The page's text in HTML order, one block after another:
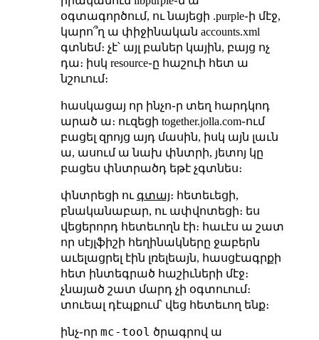
օգտագործում, ու նայեցի .purple֊ի մէջ,
կարո՞ղ ա փիջինական accounts.xml
գտնեմ։ չէ՝ այլ բաներ կային, բայց ոչ
դա։ իսկ resource֊ը հաշուի հետ ա
նշուում։
հասկացայ որ ինչո֊ր տեղ հարդկոդ
արած ա։ ուզեցի together.jolla.com֊ում
բացել զրոյց այդ մասին, իսկ այն լաւն
ա, ասում ա նախ փնտրի, յետոյ կը
բացես փնտրածդ եթէ չգտնես։
փնտրեցի ու գտայ։ հետեւեցի,
բնականաբար, ու ափվոտեցի։ ես
վեցերորդ հետեւողն էի։ հաւէս ա շատ
որ սէյլֆիշի հեղինակները ջաբերն
աւելացրել էին լռելեայն, հասցէագրքի
հետ ինտեգրած հաշիւների մէջ։
չնայած շատ մարդ չի օգտուում։
տուեալ դէպքում՝ վեց հետեւող ենք։
ինչ֊որ mc-tool ծրագրով ա